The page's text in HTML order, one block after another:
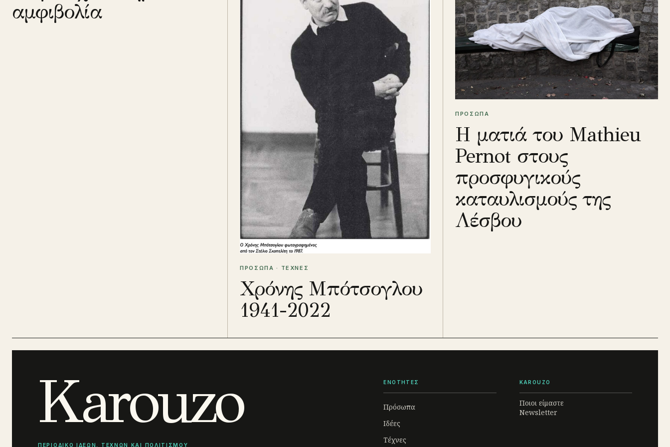
αμφιβολία
ΠΡΟΣΩΠΑ · ΤΕΧΝΕΣ
Χρόνης Μπότσογλου
1941-2022
ΠΡΟΣΩΠΑ
Η ματιά του Mathieu
Pernot στους
προσφυγικούς
καταυλισμούς της
Λέσβου
Karouzo
ΠΕΡΙΟΔΙΚΟ ΙΔΕΩΝ, ΤΕΧΝΩΝ ΚΑΙ ΠΟΛΙΤΙΣΜΟΥ
ΕΝΟΤΗΤΕΣ
Πρόσωπα
Ιδέες
Τέχνες
KAROUZO
Ποιοι είμαστε
Newsletter